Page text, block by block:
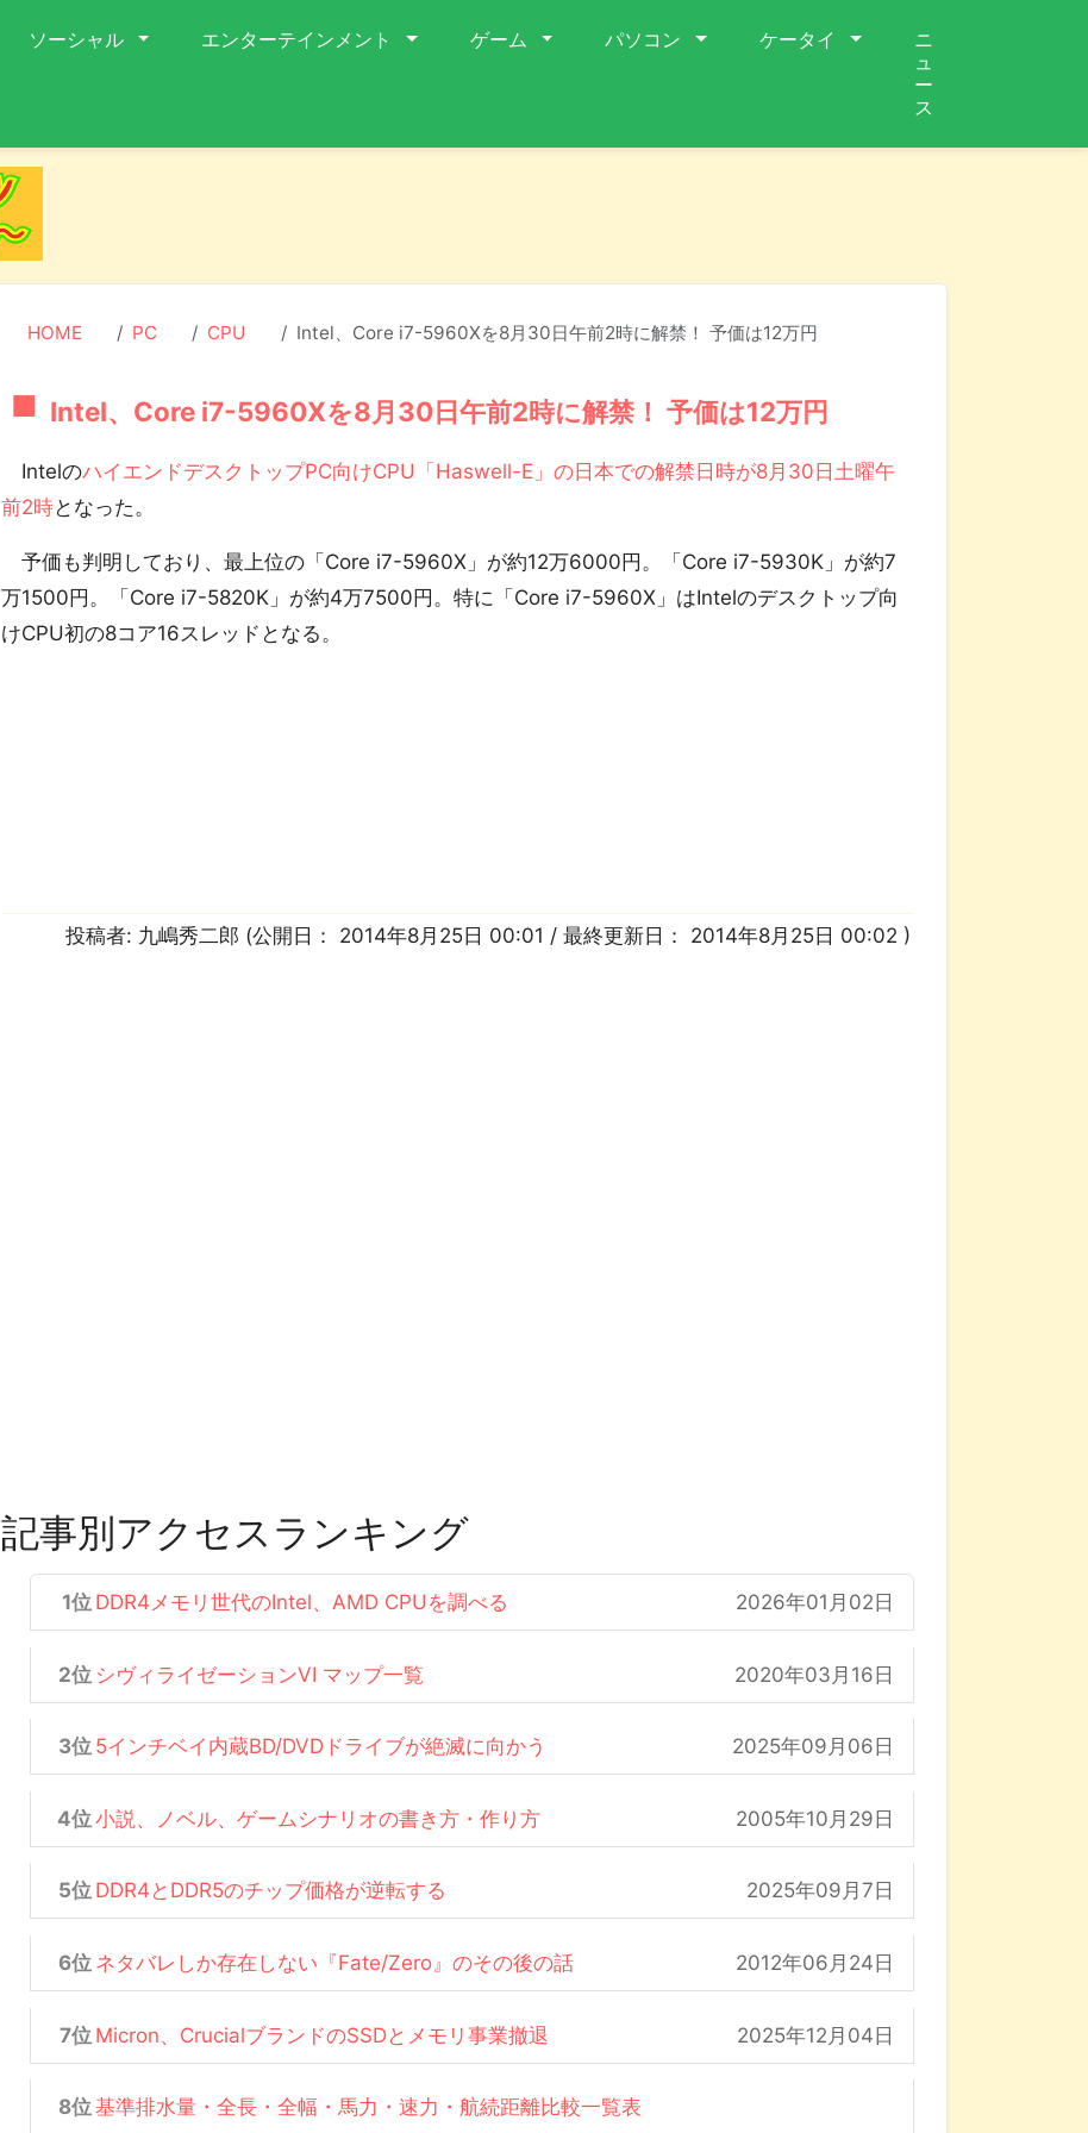
ソーシャル エンターテインメント ゲーム パソコン ケータイ
ニ
ュ
ー
ス
HOME PC CPU Intel、Core i7-5960Xを8月30日午前2時に解禁！ 予価は12万円
Intel、Core i7-5960Xを8月30日午前2時に解禁！ 予価は12万円
IntelのハイエンドデスクトップPC向けCPU「Haswell-E」の日本での解禁日時が8月30日土曜午
前2時となった。
予価も判明しており、最上位の「Core i7-5960X」が約12万6000円。「Core i7-5930K」が約7
万1500円。「Core i7-5820K」が約4万7500円。特に「Core i7-5960X」はIntelのデスクトップ向
けCPU初の8コア16スレッドとなる。
投稿者: 九嶋秀二郎 (公開日： 2014年8月25日 00:01 / 最終更新日： 2014年8月25日 00:02 )
記事別アクセスランキング
DDR4メモリ世代のIntel、AMD CPUを調べる 2026年01月02日
シヴィライゼーションVI マップ一覧 2020年03月16日
5インチベイ内蔵BD/DVDドライブが絶滅に向かう 2025年09月06日
小説、ノベル、ゲームシナリオの書き方・作り方 2005年10月29日
DDR4とDDR5のチップ価格が逆転する 2025年09月7日
ネタバレしか存在しない『Fate/Zero』のその後の話 2012年06月24日
Micron、CrucialブランドのSSDとメモリ事業撤退 2025年12月04日
基準排水量・全長・全幅・馬力・速力・航続距離比較一覧表